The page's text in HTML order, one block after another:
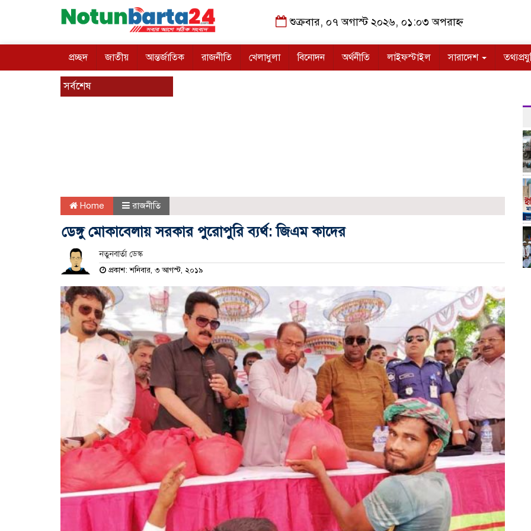
শুক্রবার, ০৭ অগাস্ট ২০২৬, ০১:০৩ অপরাহ্ন
প্রচ্ছদ জাতীয় আন্তর্জাতিক রাজনীতি খেলাধুলা বিনোদন অর্থনীতি লাইফস্টাইল সারাদেশ
সর্বশেষ
Home রাজনীতি
ডেঙ্গু মোকাবেলায় সরকার পুরোপুরি ব্যর্থ: জিএম কাদের
নতুনবার্তা ডেস্ক
প্রকাশ: শনিবার, ৩ আগস্ট, ২০১৯